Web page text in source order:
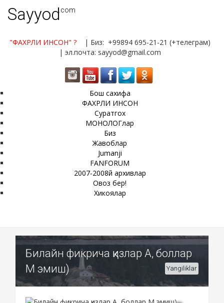
Sayyod.com
"ФАХРЛИ ИНСОН" ?
| Биз: +99894 695-21-21 (+телеграм)
| эл.почта: sayyod@gmail.com
Бош сахифа
ФАХРЛИ ИНСОН
Суратгох
МОНОЛОГлар
Биз
Жавоблар
Jumanji
FANFORUM
2007-2008й архивлар
Овоз бер!
Хикоялар
Билайн фикрича қизлар А, боллар
М эмиш)
Yangiliklar